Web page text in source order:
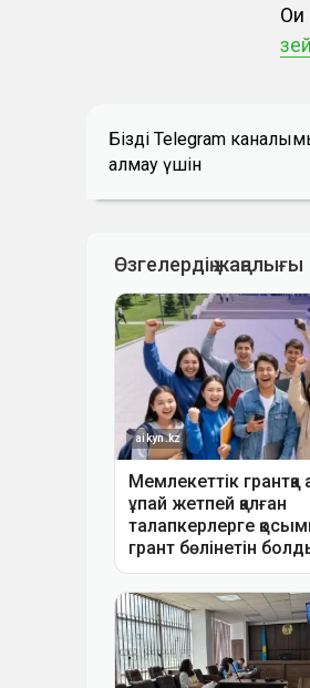
Біздің Telegram
алмау үшін